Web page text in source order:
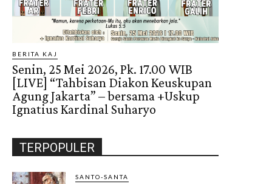
BERITA KAJ
Senin, 25 Mei 2026, Pk. 17.00 WIB
[LIVE] “Tahbisan Diakon Keuskupan
Agung Jakarta” – bersama +Uskup
Ignatius Kardinal Suharyo
TERPOPULER
SANTO-SANTA